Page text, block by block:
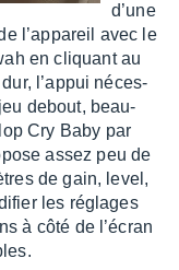
d’une
l’ap­pa­reil avec le
en cliquant au
l’ap­pui néces­
debout, beau­
Cry Baby par
assez peu de
de gain, level,
les réglages
à côté de l’écran